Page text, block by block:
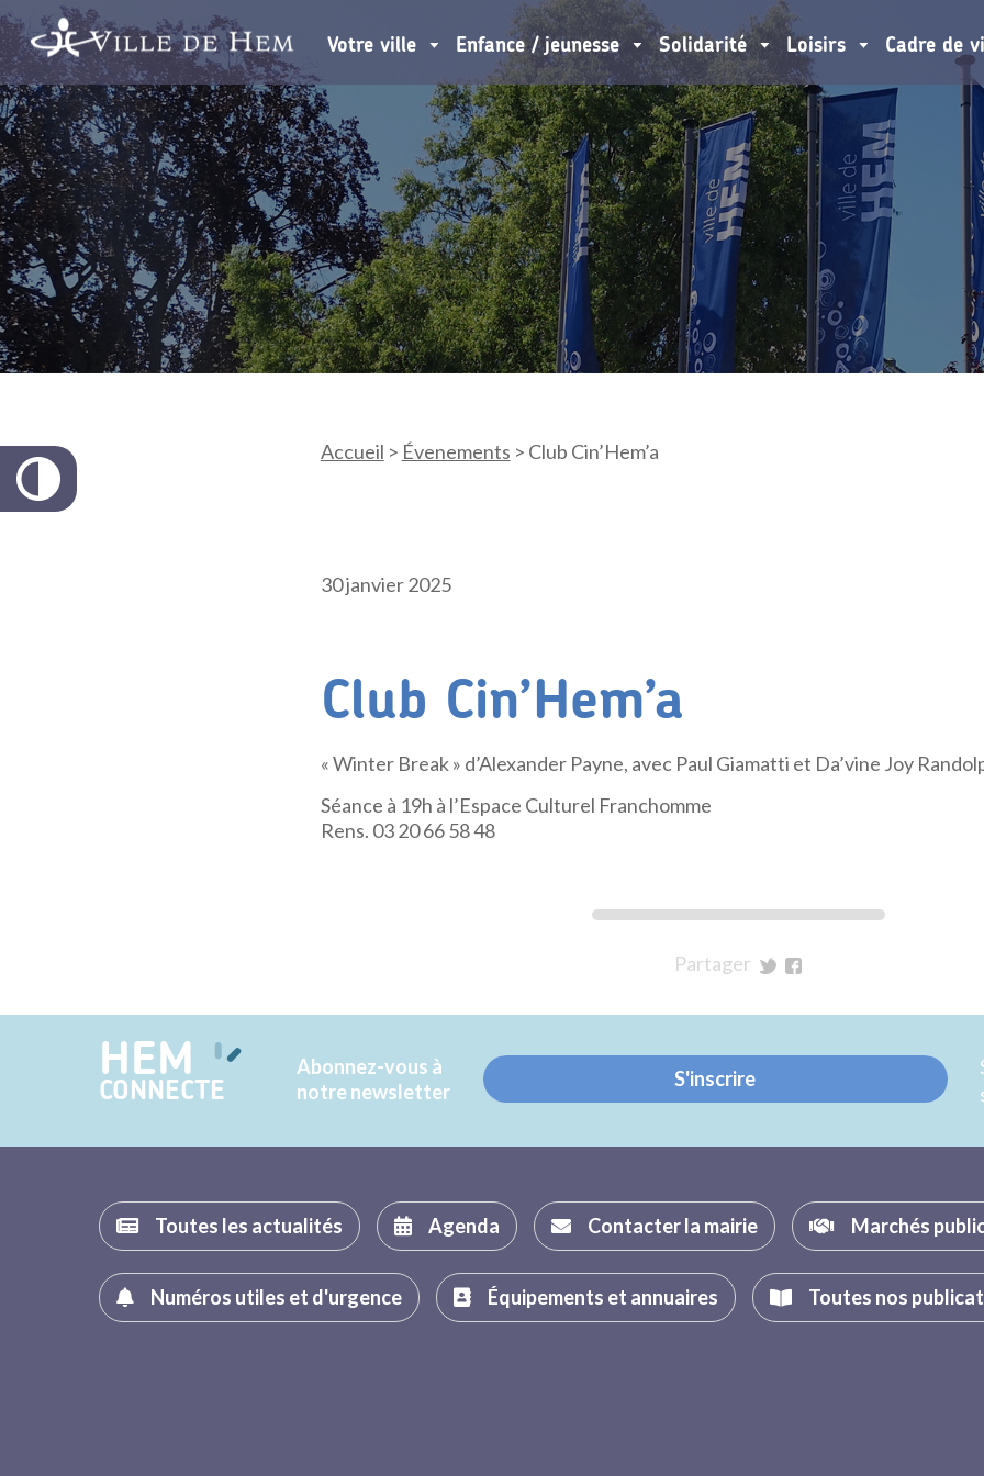
Votre ville Enfance / jeunesse Solidarité Loisirs Cadre de
Accueil > Évenements > Club Cin’Hem’a
30 janvier 2025
Club Cin’Hem’a
« Winter Break » d’Alexander Payne, avec Paul Giamatti et Da’vine Joy
Séance à 19h à l’Espace Culturel Franchomme
Rens. 03 20 66 58 48
Partager
Twitter
Facebook
HEM
CONNECTE
Abonnez-vous à
notre newsletter
S'inscrire
Toutes les actualités Agenda Contacter la mairie Marchés
Numéros utiles et d'urgence Équipements et annuaires Toutes nos